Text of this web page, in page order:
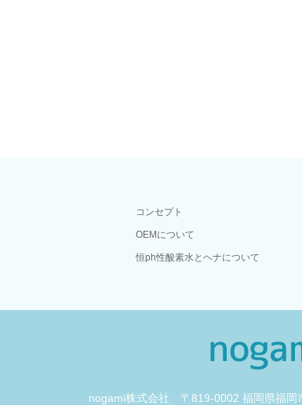
コンセプト
OEMについて
恒ph性酸素水とヘナについて
nogami株式会社 〒819-0002 福岡県福岡